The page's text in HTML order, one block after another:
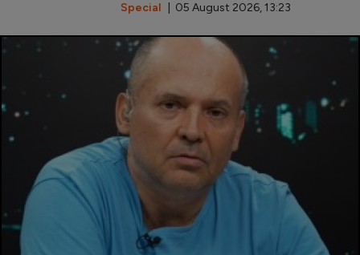
Special | 05 August 2026, 13:23